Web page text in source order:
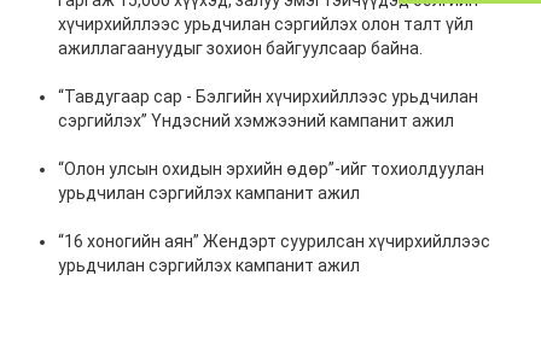
хүчирхийллээс урьдчилан сэргийлэх олон талт үйл
ажиллагаануудыг зохион байгуулсаар байна.
“Тавдугаар сар - Бэлгийн хүчирхийллээс урьдчилан
сэргийлэх” Үндэсний хэмжээний кампанит ажил
“Олон улсын охидын эрхийн өдөр”-ийг тохиолдуулан
урьдчилан сэргийлэх кампанит ажил
“16 хоногийн аян” Жендэрт суурилсан хүчирхийллээс
урьдчилан сэргийлэх кампанит ажил